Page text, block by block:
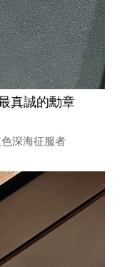
真誠的勳章
深海征服者